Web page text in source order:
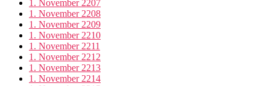
1. November 2207
1. November 2208
1. November 2209
1. November 2210
1. November 2211
1. November 2212
1. November 2213
1. November 2214